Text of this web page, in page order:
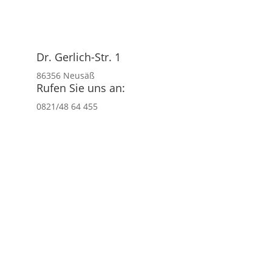
Dr. Gerlich-Str. 1
86356 Neusäß
Rufen Sie uns an:
0821/48 64 455